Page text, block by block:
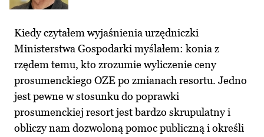
Kiedy czytałem wyjaśnienia urzędniczki
Ministerstwa Gospodarki myślałem: konia z
rzędem temu, kto zrozumie wyliczenie ceny
prosumenckiego OZE po zmianach resortu. Jedno
jest pewne w stosunku do poprawki
prosumenckiej resort jest bardzo skrupulatny i
obliczy nam dozwoloną pomoc publiczną i określi